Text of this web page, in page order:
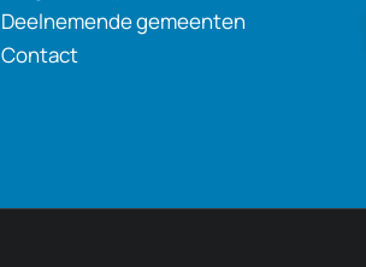
Deelnemende gemeenten
Contact